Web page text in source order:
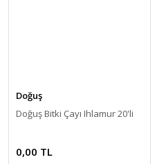
Doğuş
Doğuş Bitki Çayı Ihlamur 20'li
0,00 TL